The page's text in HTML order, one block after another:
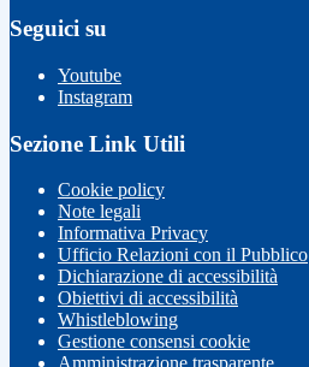
Seguici su
Youtube
Instagram
Sezione Link Utili
Cookie policy
Note legali
Informativa Privacy
Ufficio Relazioni con il Pubblico
Dichiarazione di accessibilità
Obiettivi di accessibilità
Whistleblowing
Gestione consensi cookie